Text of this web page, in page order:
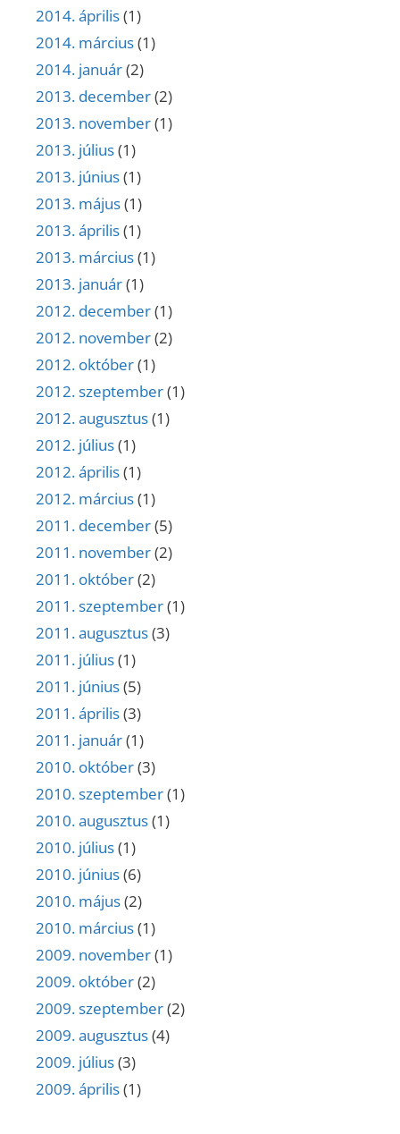
2014. április(1)
2014. március(1)
2014. január(2)
2013. december(2)
2013. november(1)
2013. július(1)
2013. június(1)
2013. május(1)
2013. április(1)
2013. március(1)
2013. január(1)
2012. december(1)
2012. november(2)
2012. október(1)
2012. szeptember(1)
2012. augusztus(1)
2012. július(1)
2012. április(1)
2012. március(1)
2011. december(5)
2011. november(2)
2011. október(2)
2011. szeptember(1)
2011. augusztus(3)
2011. július(1)
2011. június(5)
2011. április(3)
2011. január(1)
2010. október(3)
2010. szeptember(1)
2010. augusztus(1)
2010. július(1)
2010. június(6)
2010. május(2)
2010. március(1)
2009. november(1)
2009. október(2)
2009. szeptember(2)
2009. augusztus(4)
2009. július(3)
2009. április(1)